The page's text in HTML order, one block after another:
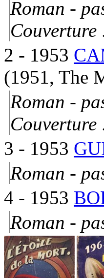
Roman -
Couverture
2 - 1953
(1951, The
Roman -
Couverture
3 - 1953
Roman -
4 - 1953
Roman -